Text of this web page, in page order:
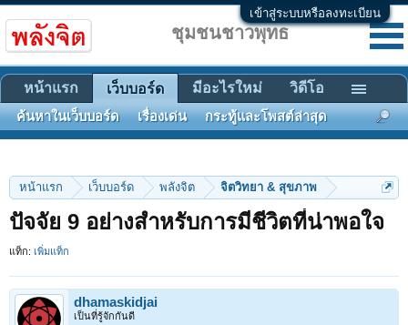
เข้าสู่ระบบหรือลงทะเบียน
หน้าแรก เว็บบอร์ด พลังจิต จิตวิทยา & สุขภาพ
ปัจจัย 9 อย่างสำหรับการมีชีวิตที่น่าพอใจ
แท็ก: เพิ่มแท็ก
dhamaskidjai
เป็นที่รู้จักกันดี
ชุมชนชาวพุทธ
หน้าแรก เว็บบอร์ด
ค้นหาในเว็บบอร์ด เรื่องเด่น กระทู้และโพสต์ล่าสุด
มีอะไรใหม่ วิดีโอ